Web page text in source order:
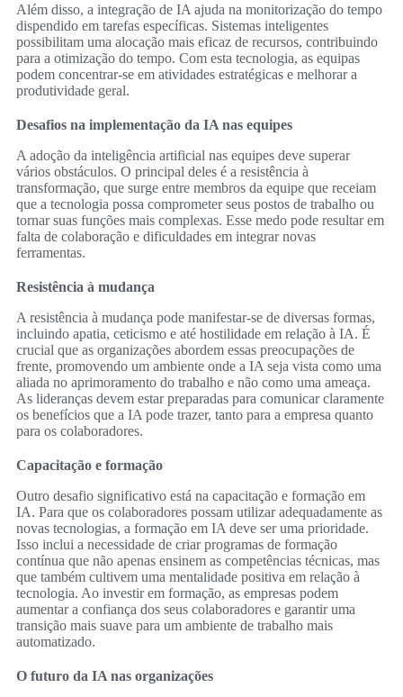
Além disso, a integração de IA ajuda na monitorização do tempo
dispendido em tarefas específicas. Sistemas inteligentes
possibilitam uma alocação mais eficaz de recursos, contribuindo
para a otimização do tempo. Com esta tecnologia, as equipas
podem concentrar-se em atividades estratégicas e melhorar a
produtividade geral.
Desafios na implementação da IA nas equipes
A adoção da inteligência artificial nas equipes deve superar
vários obstáculos. O principal deles é a resistência à
transformação, que surge entre membros da equipe que receiam
que a tecnologia possa comprometer seus postos de trabalho ou
tornar suas funções mais complexas. Esse medo pode resultar em
falta de colaboração e dificuldades em integrar novas
ferramentas.
Resistência à mudança
A resistência à mudança pode manifestar-se de diversas formas,
incluindo apatia, ceticismo e até hostilidade em relação à IA. É
crucial que as organizações abordem essas preocupações de
frente, promovendo um ambiente onde a IA seja vista como uma
aliada no aprimoramento do trabalho e não como uma ameaça.
As lideranças devem estar preparadas para comunicar claramente
os benefícios que a IA pode trazer, tanto para a empresa quanto
para os colaboradores.
Capacitação e formação
Outro desafio significativo está na capacitação e formação em
IA. Para que os colaboradores possam utilizar adequadamente as
novas tecnologias, a formação em IA deve ser uma prioridade.
Isso inclui a necessidade de criar programas de formação
contínua que não apenas ensinem as competências técnicas, mas
que também cultivem uma mentalidade positiva em relação à
tecnologia. Ao investir em formação, as empresas podem
aumentar a confiança dos seus colaboradores e garantir uma
transição mais suave para um ambiente de trabalho mais
automatizado.
O futuro da IA nas organizações